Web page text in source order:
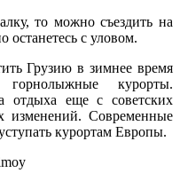
то можно съездить на
останетесь с уловом.
Грузию в зимнее время
курорты.
отдыха еще с советских
изменений. Современные
курортам Европы.